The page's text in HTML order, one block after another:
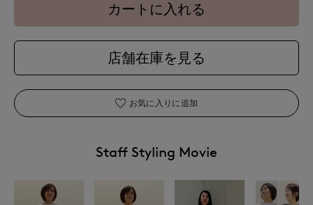
カートに入れる
店舗在庫を見る
お気に入りに追加
Staff Styling Movie